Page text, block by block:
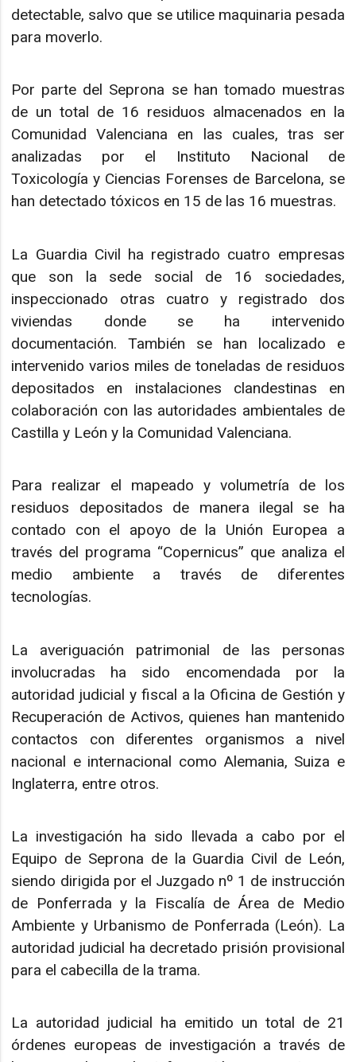
detectable, salvo que se utilice maquinaria pesada
para moverlo.
Por parte del Seprona se han tomado muestras
de un total de 16 residuos almacenados en la
Comunidad Valenciana en las cuales, tras ser
analizadas por el Instituto Nacional de
Toxicología y Ciencias Forenses de Barcelona, se
han detectado tóxicos en 15 de las 16 muestras.
La Guardia Civil ha registrado cuatro empresas
que son la sede social de 16 sociedades,
inspeccionado otras cuatro y registrado dos
viviendas donde se ha intervenido
documentación. También se han localizado e
intervenido varios miles de toneladas de residuos
depositados en instalaciones clandestinas en
colaboración con las autoridades ambientales de
Castilla y León y la Comunidad Valenciana.
Para realizar el mapeado y volumetría de los
residuos depositados de manera ilegal se ha
contado con el apoyo de la Unión Europea a
través del programa “Copernicus” que analiza el
medio ambiente a través de diferentes
tecnologías.
La averiguación patrimonial de las personas
involucradas ha sido encomendada por la
autoridad judicial y fiscal a la Oficina de Gestión y
Recuperación de Activos, quienes han mantenido
contactos con diferentes organismos a nivel
nacional e internacional como Alemania, Suiza e
Inglaterra, entre otros.
La investigación ha sido llevada a cabo por el
Equipo de Seprona de la Guardia Civil de León,
siendo dirigida por el Juzgado nº 1 de instrucción
de Ponferrada y la Fiscalía de Área de Medio
Ambiente y Urbanismo de Ponferrada (León). La
autoridad judicial ha decretado prisión provisional
para el cabecilla de la trama.
La autoridad judicial ha emitido un total de 21
órdenes europeas de investigación a través de